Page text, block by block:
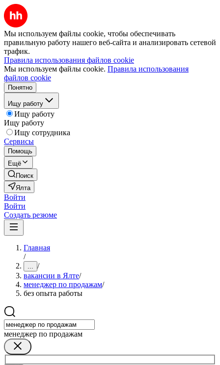
Мы используем файлы cookie, чтобы обеспечивать
правильную работу нашего веб-сайта и анализировать сетевой
трафик.
Правила использования файлов cookie
Мы используем файлы cookie. Правила использования
файлов cookie
Понятно
Ищу работу
Ищу работу
Ищу работу
Ищу сотрудника
Сервисы
Помощь
Ещё
Поиск
Ялта
Войти
Войти
Создать резюме
Главная
/
... /
вакансии в Ялте/
менеджер по продажам/
без опыта работы
менеджер по продажам